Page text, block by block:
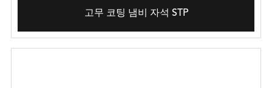
고무 코팅 냄비 자석 STP